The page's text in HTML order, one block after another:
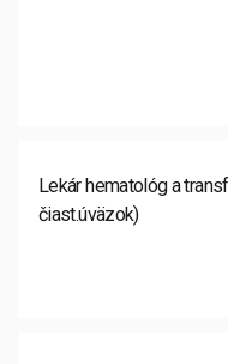
Lekár hematológ a
čiast.úväzok)